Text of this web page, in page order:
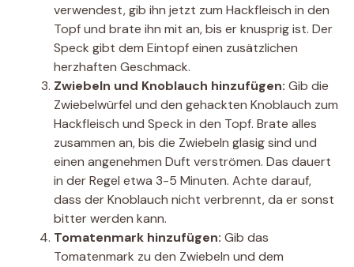
verwendest, gib ihn jetzt zum Hackfleisch in den
Topf und brate ihn mit an, bis er knusprig ist. Der
Speck gibt dem Eintopf einen zusätzlichen
herzhaften Geschmack.
Zwiebeln und Knoblauch hinzufügen: Gib die
Zwiebelwürfel und den gehackten Knoblauch zum
Hackfleisch und Speck in den Topf. Brate alles
zusammen an, bis die Zwiebeln glasig sind und
einen angenehmen Duft verströmen. Das dauert
in der Regel etwa 3-5 Minuten. Achte darauf,
dass der Knoblauch nicht verbrennt, da er sonst
bitter werden kann.
Tomatenmark hinzufügen: Gib das
Tomatenmark zu den Zwiebeln und dem